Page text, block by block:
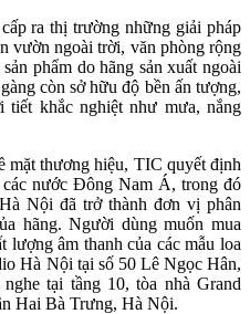
ra thị trường những giải pháp
vườn ngoài trời, văn phòng rộng
phẩm do hãng sản xuất ngoài
còn sở hữu độ bền ấn tượng,
khắc nghiệt như mưa, nắng
mặt thương hiệu, TIC quyết định
nước Đông Nam Á, trong đó
Nội đã trở thành đơn vị phân
hãng. Người dùng muốn mua
lượng âm thanh của các mẫu loa
Hà Nội tại số 50 Lê Ngọc Hân,
tại tầng 10, tòa nhà Grand
Hai Bà Trưng, Hà Nội.